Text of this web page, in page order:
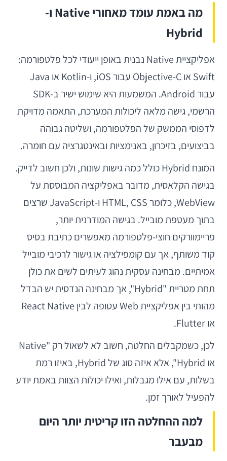
מה באמת עומד מאחורי Native ו-
Hybrid
אפליקציית Native נבנית באופן ייעודי לכל פלטפורמה:
Swift או Objective-C עבור iOS, ו-Kotlin או Java
עבור Android. המשמעות היא שימוש ישיר ב-SDK
הרשמי, גישה מלאה ליכולות המערכת, התאמה מדויקת
לדפוסי הממשק של הפלטפורמה, ושליטה גבוהה
בביצועים, בזיכרון, באנימציות ובאינטגרציה עם חומרה.
המונח Hybrid כולל כמה גישות שונות, ולכן חשוב לדייק.
בגישה הקלאסית, מדובר באפליקציה המבוססת על
WebView, כלומר HTML, CSS ו-JavaScript שרצים
בתוך מעטפת מובייל. בגישה המודרנית יותר,
פריימוורקים חוצי-פלטפורמה מאפשרים כתיבת בסיס
קוד משותף, אך עם קומפילציה או גישור לרכיבי מובייל
אמיתיים. מבחינה עסקית נהוג לעיתים לשים את כולן
תחת מטריית "Hybrid", אך מבחינה הנדסית יש הבדל
מהותי בין אפליקציית Web עטופה לבין React Native
או Flutter.
לכן, כשמקבלים החלטה, חשוב לא לשאול רק "Native
או Hybrid", אלא איזה סוג של Hybrid, באיזו רמת
בשלות, עם אילו מגבלות, ואילו יכולות הצוות באמת יודע
להפעיל לאורך זמן.
למה ההחלטה הזו קריטית יותר היום
מבעבר